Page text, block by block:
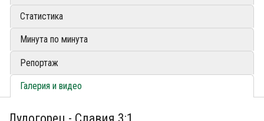
Статистика
Минута по минута
Репортаж
Галерия и видео